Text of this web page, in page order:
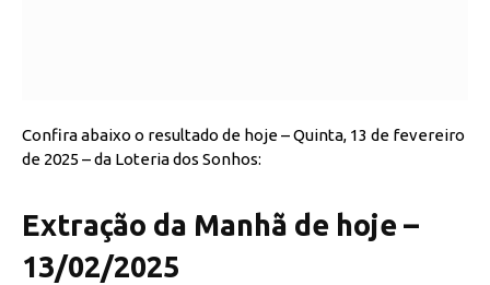
Confira abaixo o resultado de hoje – Quinta, 13 de fevereiro
de 2025 – da Loteria dos Sonhos:
Extração da Manhã de hoje –
13/02/2025